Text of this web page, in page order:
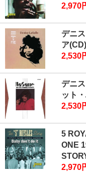
2,970
デニ
ア(CD)
2,530
デニ
ット
2,530
5
ONE
2,970